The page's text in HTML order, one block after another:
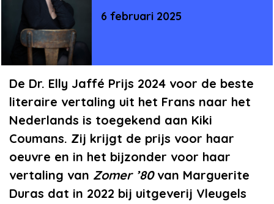
6 februari 2025
De Dr. Elly Jaffé Prijs 2024 voor de beste
literaire vertaling uit het Frans naar het
Nederlands is toegekend aan Kiki
Coumans. Zij krijgt de prijs voor haar
oeuvre en in het bijzonder voor haar
vertaling van Zomer ’80van Marguerite
Duras dat in 2022 bij uitgeverij Vleugels